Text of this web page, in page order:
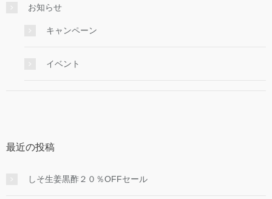
お知らせ
キャンペーン
イベント
最近の投稿
しそ生姜黒酢２０％OFFセール